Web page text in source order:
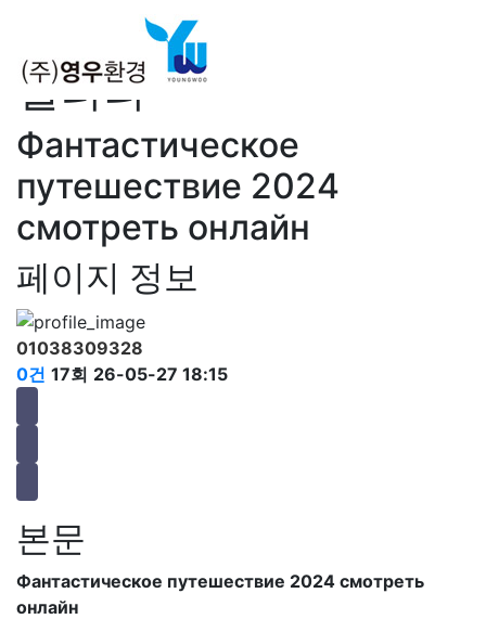
갤러리
Фантастическое
путешествие 2024
смотреть онлайн
페이지 정보
01038309328
0건 17회 26-05-27 18:15
본문
Фантастическое путешествие 2024 смотреть
онлайн